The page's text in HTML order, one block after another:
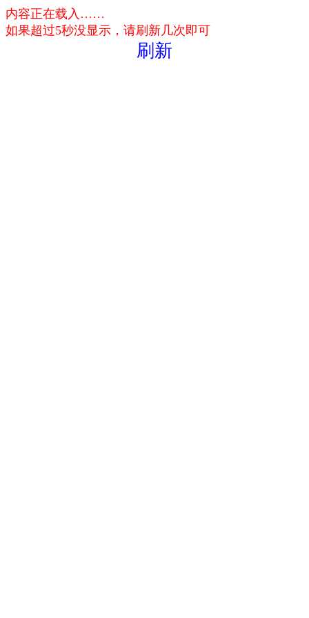
内容正在载入……
如果超过5秒没显示，请刷新几次即可
刷新